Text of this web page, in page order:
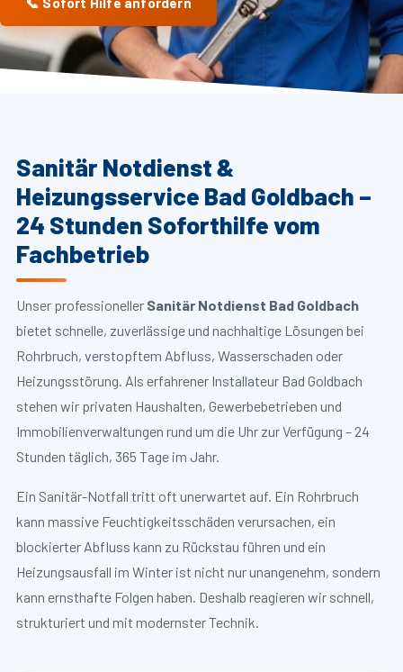
Sanitär Notdienst &
Heizungsservice Bad Goldbach –
24 Stunden Soforthilfe vom
Fachbetrieb
Unser professioneller Sanitär Notdienst Bad Goldbach
bietet schnelle, zuverlässige und nachhaltige Lösungen bei
Rohrbruch, verstopftem Abfluss, Wasserschaden oder
Heizungsstörung. Als erfahrener Installateur Bad Goldbach
stehen wir privaten Haushalten, Gewerbebetrieben und
Immobilienverwaltungen rund um die Uhr zur Verfügung – 24
Stunden täglich, 365 Tage im Jahr.
Ein Sanitär-Notfall tritt oft unerwartet auf. Ein Rohrbruch
kann massive Feuchtigkeitsschäden verursachen, ein
blockierter Abfluss kann zu Rückstau führen und ein
Heizungsausfall im Winter ist nicht nur unangenehm, sondern
kann ernsthafte Folgen haben. Deshalb reagieren wir schnell,
strukturiert und mit modernster Technik.